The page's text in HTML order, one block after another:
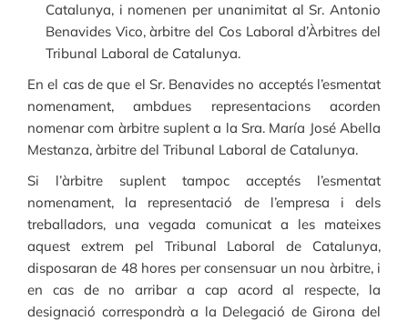
Catalunya, i nomenen per unanimitat al Sr. Antonio
Benavides Vico, àrbitre del Cos Laboral d’Àrbitres del
Tribunal Laboral de Catalunya.
En el cas de que el Sr. Benavides no acceptés l’esmentat
nomenament, ambdues representacions acorden
nomenar com àrbitre suplent a la Sra. María José Abella
Mestanza, àrbitre del Tribunal Laboral de Catalunya.
Si l’àrbitre suplent tampoc acceptés l’esmentat
nomenament, la representació de l’empresa i dels
treballadors, una vegada comunicat a les mateixes
aquest extrem pel Tribunal Laboral de Catalunya,
disposaran de 48 hores per consensuar un nou àrbitre, i
en cas de no arribar a cap acord al respecte, la
designació correspondrà a la Delegació de Girona del